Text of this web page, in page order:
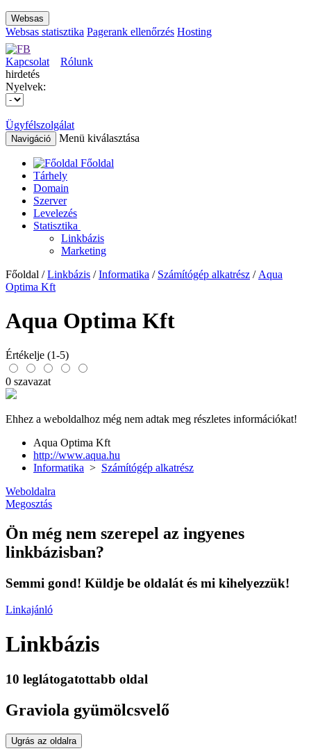
Websas
Websas statisztika Pagerank ellenőrzés Hosting
Kapcsolat
Rólunk
hirdetés
Nyelvek:
Ügyfélszolgálat
Navigáció Menü kiválasztása
Főoldal
Tárhely
Domain
Szerver
Levelezés
Statisztika
Linkbázis
Marketing
Főoldal /Linkbázis /Informatika / Számítógép alkatrész / Aqua
Optima Kft
Aqua Optima Kft
Értékelje (1-5)
0 szavazat
Ehhez a weboldalhoz még nem adtak meg részletes információkat!
Aqua Optima Kft
http://www.aqua.hu
Informatika > Számítógép alkatrész
Weboldalra
Megosztás
Ön még nem szerepel az ingyenes
linkbázisban?
Semmi gond! Küldje be oldalát és mi kihelyezzük!
Linkajánló
Linkbázis
10 leglátogatottabb oldal
Graviola gyümölcsvelő
Ugrás az oldalra